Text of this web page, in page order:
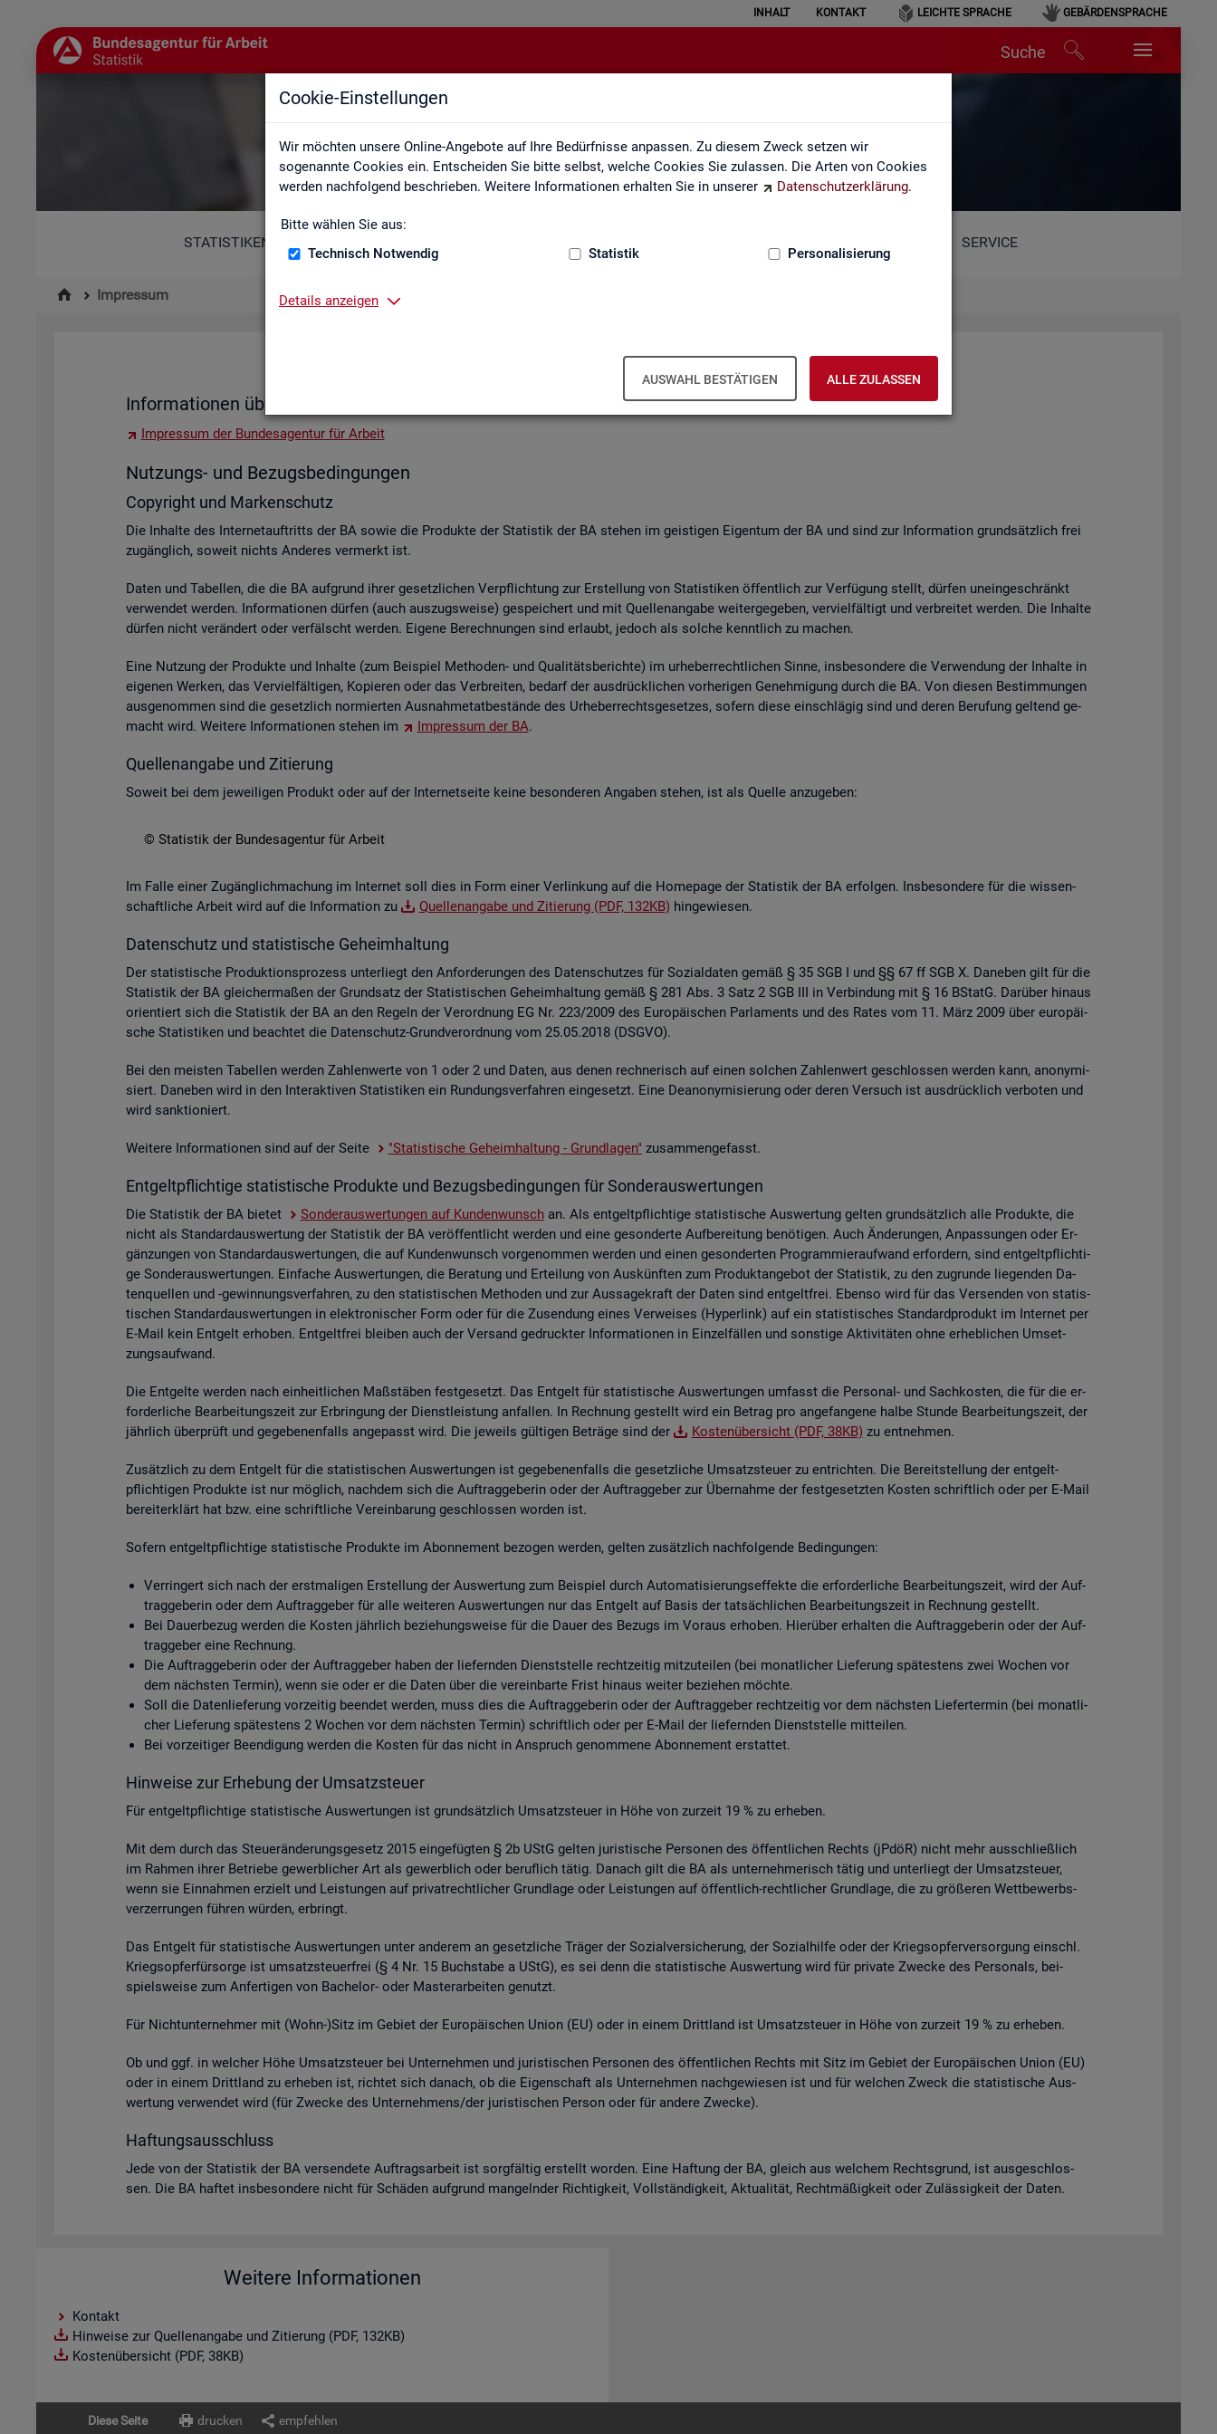
Cookie-Einstellungen
Wir möchten unsere Online-Angebote auf Ihre Bedürfnisse anpassen. Zu diesem Zweck setzen wir
sogenannte Cookies ein. Entscheiden Sie bitte selbst, welche Cookies Sie zulassen. Die Arten von Cookies
werden nachfolgend beschrieben. Weitere Informationen erhalten Sie in unserer
Datenschutzerklärung.
Bitte wählen Sie aus:
Technisch Notwendig
Statistik Personalisierung
Details anzeigen
AUSWAHL BESTÄTIGEN ALLE ZULASSEN
INHALT KONTAKT LEICHTE SPRACHE GEBÄRDENSPRACHE
Suche
Impressum
STATISTIKEN SERVICE
Impressum
Im­pres­sum der Sta­tis­tik der Bun­des­agen­tur für Ar­beit (BA)
In­for­ma­tio­nen über den Her­aus­ge­ber
Im­pres­sum der Bun­des­agen­tur für Ar­beit
Nut­zungs- und Be­zugs­be­din­gun­gen
Co­py­right und Mar­ken­schutz
Die In­hal­te des In­ter­net­auf­tritts der BA sowie die Pro­duk­te der Sta­tis­tik der BA ste­hen im geis­ti­gen Ei­gen­tum der BA und sind zur In­for­ma­ti­on grund­sätz­lich frei
zu­gäng­lich, so­weit nichts An­de­res ver­merkt ist.
Daten und Ta­bel­len, die die BA auf­grund ihrer ge­setz­li­chen Ver­pflich­tung zur Er­stel­lung von Sta­tis­ti­ken öf­fent­lich zur Ver­fü­gung stellt, dür­fen un­ein­ge­schränkt
ver­wen­det wer­den. In­for­ma­tio­nen dür­fen (auch aus­zugs­wei­se) ge­spei­chert und mit Quel­len­an­ga­be wei­ter­ge­ge­ben, ver­viel­fäl­tigt und ver­brei­tet wer­den. Die In­hal­te
dür­fen nicht ver­än­dert oder ver­fälscht wer­den. Ei­ge­ne Be­rech­nun­gen sind er­laubt, je­doch als sol­che kennt­lich zu ma­chen.
Eine Nut­zung der Pro­duk­te und In­hal­te (zum Bei­spiel Me­tho­den- und Qua­li­täts­be­rich­te) im ur­he­ber­recht­li­chen Sinne, ins­be­son­de­re die Ver­wen­dung der In­hal­te in
ei­ge­nen Wer­ken, das Ver­viel­fäl­ti­gen, Ko­pie­ren oder das Ver­brei­ten, be­darf der aus­drück­li­chen vor­he­ri­gen Ge­neh­mi­gung durch die BA. Von die­sen Be­stim­mun­gen
aus­ge­nom­men sind die ge­setz­lich nor­mier­ten Aus­nah­me­tat­be­stän­de des Ur­he­ber­rechts­ge­set­zes, so­fern diese ein­schlä­gig sind und deren Be­ru­fung gel­tend ge­
macht wird. Wei­te­re In­for­ma­tio­nen ste­hen im
Im­pres­sum der BA.
Quel­len­an­ga­be und Zi­tie­rung
So­weit bei dem je­wei­li­gen Pro­dukt oder auf der In­ter­net­sei­te keine be­son­de­ren An­ga­ben ste­hen, ist als Quel­le an­zu­ge­ben:
© Sta­tis­tik der Bun­des­agen­tur für Ar­beit
Im Falle einer Zu­gäng­lich­ma­chung im In­ter­net soll dies in Form einer Ver­lin­kung auf die Home­page der Sta­tis­tik der BA er­fol­gen. Ins­be­son­de­re für die wis­sen­
schaft­li­che Ar­beit wird auf die In­for­ma­ti­on zu
Quel­len­an­ga­be und Zi­tie­rung (PDF, 132KB) hin­ge­wie­sen.
Da­ten­schutz und sta­tis­ti­sche Ge­heim­hal­tung
Der sta­tis­ti­sche Pro­duk­ti­ons­pro­zess un­ter­liegt den An­for­de­run­gen des Da­ten­schut­zes für So­zi­al­da­ten gemäß § 35 SGB I und §§ 67 ff SGB X. Da­ne­ben gilt für die
Sta­tis­tik der BA glei­cher­ma­ßen der Grund­satz der Sta­tis­ti­schen Ge­heim­hal­tung gemäß § 281 Abs. 3 Satz 2 SGB III in Ver­bin­dung mit § 16 BStatG. Dar­über hin­aus
ori­en­tiert sich die Sta­tis­tik der BA an den Re­geln der Ver­ord­nung EG Nr. 223/2009 des Eu­ro­päi­schen Par­la­ments und des Rates vom 11. März 2009 über eu­ro­päi­
sche Sta­tis­ti­ken und be­ach­tet die Da­ten­schutz-Grund­ver­ord­nung vom 25.05.2018 (DSGVO).
Bei den meis­ten Ta­bel­len wer­den Zah­len­wer­te von 1 oder 2 und Daten, aus denen rech­ne­risch auf einen sol­chen Zah­len­wert ge­schlos­sen wer­den kann, an­ony­mi­
siert. Da­ne­ben wird in den In­ter­ak­ti­ven Sta­tis­ti­ken ein Run­dungs­ver­fah­ren ein­ge­setzt. Eine De­an­ony­mi­sie­rung oder deren Ver­such ist aus­drück­lich ver­bo­ten und
wird sank­tio­niert.
Wei­te­re In­for­ma­tio­nen sind auf der Seite "Sta­tis­ti­sche Ge­heim­hal­tung - Grund­la­gen" zu­sam­men­ge­fasst.
Ent­gelt­pflich­ti­ge sta­tis­ti­sche Pro­duk­te und Be­zugs­be­din­gun­gen für Son­der­aus­wer­tun­gen
Die Sta­tis­tik der BA bie­tet Son­der­aus­wer­tun­gen auf Kun­den­wunschan. Als ent­gelt­pflich­ti­ge sta­tis­ti­sche Aus­wer­tung gel­ten grund­sätz­lich alle Pro­duk­te, die
nicht als Stan­dard­aus­wer­tung der Sta­tis­tik der BA ver­öf­fent­licht wer­den und eine ge­son­der­te Auf­be­rei­tung be­nö­ti­gen. Auch Än­de­run­gen, An­pas­sun­gen oder Er­
gän­zun­gen von Stan­dard­aus­wer­tun­gen, die auf Kun­den­wunsch vor­ge­nom­men wer­den und einen ge­son­der­ten Pro­gram­mier­auf­wand er­for­dern, sind ent­gelt­pflich­ti­
ge Son­der­aus­wer­tun­gen. Ein­fa­che Aus­wer­tun­gen, die Be­ra­tung und Er­tei­lung von Aus­künf­ten zum Pro­dukt­an­ge­bot der Sta­tis­tik, zu den zu­grun­de lie­gen­den Da­
ten­quel­len und -ge­win­nungs­ver­fah­ren, zu den sta­tis­ti­schen Me­tho­den und zur Aus­sa­ge­kraft der Daten sind ent­gelt­frei. Eben­so wird für das Ver­sen­den von sta­tis­
ti­schen Stan­dard­aus­wer­tun­gen in elek­tro­ni­scher Form oder für die Zu­sen­dung eines Ver­wei­ses (Hy­per­link) auf ein sta­tis­ti­sches Stan­dard­pro­dukt im In­ter­net per
E-Mail kein Ent­gelt er­ho­ben. Ent­gelt­frei blei­ben auch der Ver­sand ge­druck­ter In­for­ma­tio­nen in Ein­zel­fäl­len und sons­ti­ge Ak­ti­vi­tä­ten ohne er­heb­li­chen Um­set­
zungs­auf­wand.
Die Ent­gel­te wer­den nach ein­heit­li­chen Maß­stä­ben fest­ge­setzt. Das Ent­gelt für sta­tis­ti­sche Aus­wer­tun­gen um­fasst die Per­so­nal- und Sach­kos­ten, die für die er­
for­der­li­che Be­ar­bei­tungs­zeit zur Er­brin­gung der Dienst­leis­tung an­fal­len. In Rech­nung ge­stellt wird ein Be­trag pro an­ge­fan­ge­ne halbe Stun­de Be­ar­bei­tungs­zeit, der
jähr­lich über­prüft und ge­ge­be­nen­falls an­ge­passt wird. Die je­weils gül­ti­gen Be­trä­ge sind der
Kos­ten­über­sicht (PDF, 38KB) zu ent­neh­men.
Zu­sätz­lich zu dem Ent­gelt für die sta­tis­ti­schen Aus­wer­tun­gen ist ge­ge­be­nen­falls die ge­setz­li­che Um­satz­steu­er zu ent­rich­ten. Die Be­reit­stel­lung der ent­gelt­
pflich­ti­gen Pro­duk­te ist nur mög­lich, nach­dem sich die Auf­trag­ge­be­rin oder der Auf­trag­ge­ber zur Über­nah­me der fest­ge­setz­ten Kos­ten schrift­lich oder per E-Mail
be­reit­er­klärt hat bzw. eine schrift­li­che Ver­ein­ba­rung ge­schlos­sen wor­den ist.
So­fern ent­gelt­pflich­ti­ge sta­tis­ti­sche Pro­duk­te im Abon­ne­ment be­zo­gen wer­den, gel­ten zu­sätz­lich nach­fol­gen­de Be­din­gun­gen:
Ver­rin­gert sich nach der erst­ma­li­gen Er­stel­lung der Aus­wer­tung zum Bei­spiel durch Au­to­ma­ti­sie­rungs­ef­fek­te die er­for­der­li­che Be­ar­bei­tungs­zeit, wird der Auf­
trag­ge­be­rin oder dem Auf­trag­ge­ber für alle wei­te­ren Aus­wer­tun­gen nur das Ent­gelt auf Basis der tat­säch­li­chen Be­ar­bei­tungs­zeit in Rech­nung ge­stellt.
Bei Dau­er­be­zug wer­den die Kos­ten jähr­lich be­zie­hungs­wei­se für die Dauer des Be­zugs im Vor­aus er­ho­ben. Hier­über er­hal­ten die Auf­trag­ge­be­rin oder der Auf­
trag­ge­ber eine Rech­nung.
Die Auf­trag­ge­be­rin oder der Auf­trag­ge­ber haben der lie­fern­den Dienst­stel­le recht­zei­tig mit­zu­tei­len (bei mo­nat­li­cher Lie­fe­rung spä­tes­tens zwei Wo­chen vor
dem nächs­ten Ter­min), wenn sie oder er die Daten über die ver­ein­bar­te Frist hin­aus wei­ter be­zie­hen möch­te.
Soll die Da­ten­lie­fe­rung vor­zei­tig be­en­det wer­den, muss dies die Auf­trag­ge­be­rin oder der Auf­trag­ge­ber recht­zei­tig vor dem nächs­ten Lie­fer­ter­min (bei mo­nat­li­
cher Lie­fe­rung spä­tes­tens 2 Wo­chen vor dem nächs­ten Ter­min) schrift­lich oder per E-Mail der lie­fern­den Dienst­stel­le mit­tei­len.
Bei vor­zei­ti­ger Be­en­di­gung wer­den die Kos­ten für das nicht in An­spruch ge­nom­me­ne Abon­ne­ment er­stat­tet.
Hin­wei­se zur Er­he­bung der Um­satz­steu­er
Für ent­gelt­pflich­ti­ge sta­tis­ti­sche Aus­wer­tun­gen ist grund­sätz­lich Um­satz­steu­er in Höhe von zur­zeit 19 % zu er­he­ben.
Mit dem durch das Steu­er­än­de­rungs­ge­setz 2015 ein­ge­füg­ten § 2b UStG gel­ten ju­ris­ti­sche Per­so­nen des öf­fent­li­chen Rechts (jPdöR) nicht mehr aus­schlie­ß­lich
im Rah­men ihrer Be­trie­be ge­werb­li­cher Art als ge­werb­lich oder be­ruf­lich tätig. Da­nach gilt die BA als un­ter­neh­me­risch tätig und un­ter­liegt der Um­satz­steu­er,
wenn sie Ein­nah­men er­zielt und Leis­tun­gen auf pri­vat­recht­li­cher Grund­la­ge oder Leis­tun­gen auf öf­fent­lich-recht­li­cher Grund­la­ge, die zu grö­ße­ren Wett­be­werbs­
ver­zer­run­gen füh­ren wür­den, er­bringt.
Das Ent­gelt für sta­tis­ti­sche Aus­wer­tun­gen unter an­de­rem an ge­setz­li­che Trä­ger der So­zi­al­ver­si­che­rung, der So­zi­al­hil­fe oder der Kriegs­op­fer­ver­sor­gung einschl.
Kriegs­op­fer­für­sor­ge ist um­satz­steu­er­frei (§ 4 Nr. 15 Buch­sta­be a UStG), es sei denn die sta­tis­ti­sche Aus­wer­tung wird für pri­va­te Zwe­cke des Per­so­nals, bei­
spiels­wei­se zum An­fer­ti­gen von Ba­che­lor- oder Mas­ter­ar­bei­ten ge­nutzt.
Für Nicht­un­ter­neh­mer mit (Wohn-)Sitz im Ge­biet der Eu­ro­päi­schen Union (EU) oder in einem Dritt­land ist Um­satz­steu­er in Höhe von zur­zeit 19 % zu er­he­ben.
Ob und ggf. in wel­cher Höhe Um­satz­steu­er bei Un­ter­neh­men und ju­ris­ti­schen Per­so­nen des öf­fent­li­chen Rechts mit Sitz im Ge­biet der Eu­ro­päi­schen Union (EU)
oder in einem Dritt­land zu er­he­ben ist, rich­tet sich da­nach, ob die Ei­gen­schaft als Un­ter­neh­men nach­ge­wie­sen ist und für wel­chen Zweck die sta­tis­ti­sche Aus­
wer­tung ver­wen­det wird (für Zwe­cke des Un­ter­neh­mens/der ju­ris­ti­schen Per­son oder für an­de­re Zwe­cke).
Haf­tungs­aus­schluss
Jede von der Sta­tis­tik der BA ver­sen­de­te Auf­trags­ar­beit ist sorg­fäl­tig er­stellt wor­den. Eine Haf­tung der BA, gleich aus wel­chem Rechts­grund, ist aus­ge­schlos­
sen. Die BA haf­tet ins­be­son­de­re nicht für Schä­den auf­grund man­geln­der Rich­tig­keit, Voll­stän­dig­keit, Ak­tua­li­tät, Recht­mä­ßig­keit oder Zu­läs­sig­keit der Daten.
Weitere Informationen
Kontakt
Hinweise zur Quellenangabe und Zitierung (PDF, 132KB)
Kostenübersicht (PDF, 38KB)
Diese Seite drucken empfehlen